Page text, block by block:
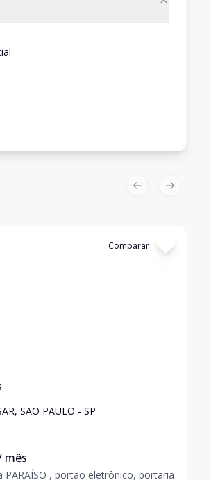
Comparar
SÃO PAULO - SP
mês
PARAÍSO , portão eletrônico, portaria
Previous slide
Next slide